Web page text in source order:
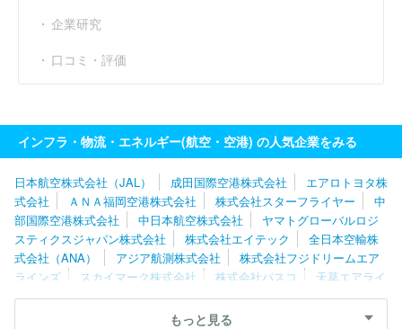
企業研究
口コミ・評価
インフラ・物流・エネルギー(航空・空港) の人気企業をみる
日本航空株式会社（JAL） 成田国際空港株式会社
エアロトヨタ株
式会社
ＡＮＡ福岡空港株式会社 株式会社スターフライヤー
中
部国際空港株式会社
中日本航空株式会社
ヤマトグローバルロジ
スティクスジャパン株式会社
株式会社エイテック
全日本空輸株
式会社（ANA）
アジア航測株式会社
株式会社フジドリームエア
ラインズ
スカイマーク株式会社 株式会社パスコ
天草エアライ
ン株式会社
株式会社北日本朝日航洋
株式会社四航コンサルタン
株式会社スカイラーク企画航測社
サン・ジオテック株式会社
もっと見る